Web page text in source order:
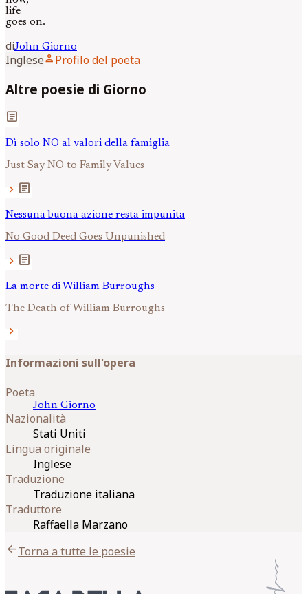
life
goes on.
diJohn Giorno
Ingleseperson Profilo del poeta
Altre poesie di Giorno
article
Dì solo NO al valori della famiglia
Just Say NO to Family Values
chevron_right article
Nessuna buona azione resta impunita
No Good Deed Goes Unpunished
chevron_right article
La morte di William Burroughs
The Death of William Burroughs
chevron_right
Informazioni sull'opera
Poeta
John Giorno
Nazionalità
Stati Uniti
Lingua originale
Inglese
Traduzione
Traduzione italiana
Traduttore
Raffaella Marzano
arrow_backTorna a tutte le poesie